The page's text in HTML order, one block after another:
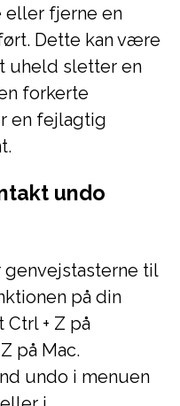
fjerne en
Dette kan være
uheld sletter en
forkerte
en fejlagtig
undo
til
på din
+ Z på
på Mac.
undo i menuen